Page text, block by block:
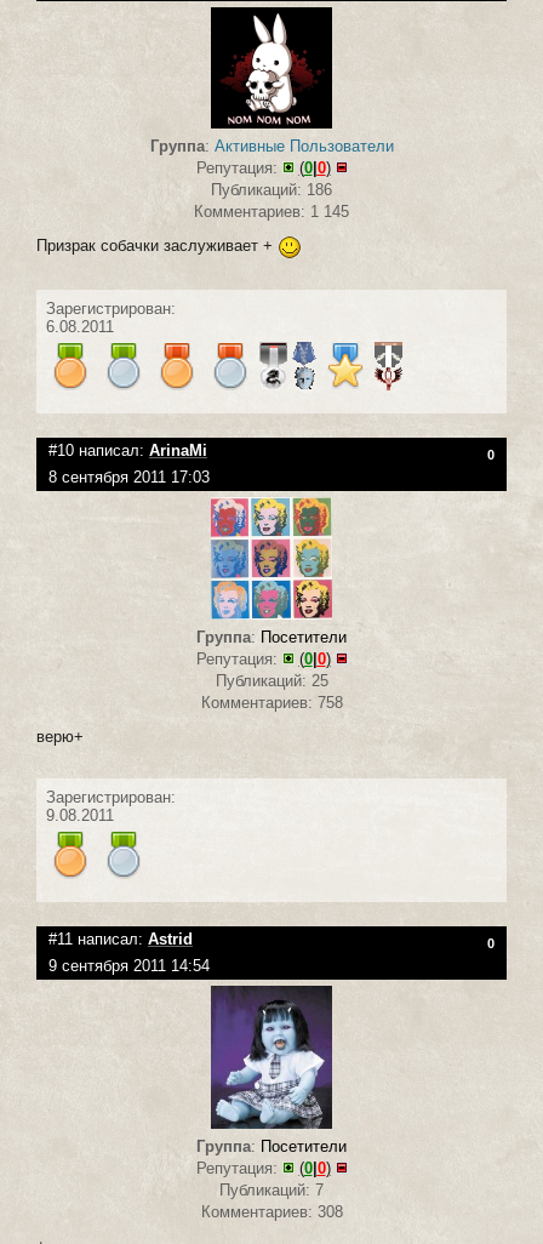
Группа: Активные Пользователи
Репутация:
(0| 0)
Публикаций: 186
Комментариев: 1 145
Призрак собачки заслуживает +
Зарегистрирован:
6.08.2011
#10 написал: ArinaMi 0
8 сентября 2011 17:03
Группа: Посетители
Репутация:
(0| 0)
Публикаций: 25
Комментариев: 758
верю+
Зарегистрирован:
9.08.2011
#11 написал: Astrid 0
9 сентября 2011 14:54
Группа: Посетители
Репутация:
(0|0)
Публикаций: 7
Комментариев: 308